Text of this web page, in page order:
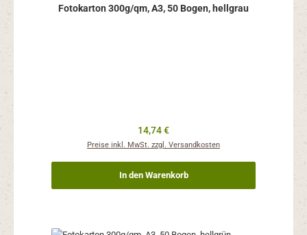
Fotokarton 300g/qm, A3, 50 Bogen, hellgrau
Regulärer Preis:
14,74 €
Preise inkl. MwSt. zzgl. Versandkosten
In den Warenkorb